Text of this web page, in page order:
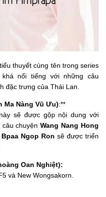
thuyết cùng tên trong series
nổi tiếng với những câu
đặc trưng của Thái Lan.
Ma Nàng Vũ Ưu):**
sẽ được gộp nội dung với
câu chuyệnWang Nang Hong
Ngop Ron sẽ được triển
Oan Nghiệt):
và New Wongsakorn